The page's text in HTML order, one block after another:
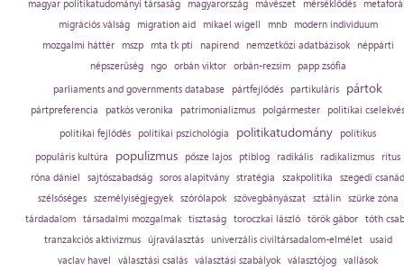
magyar politikatudományi társaság
magyarország mávészet mérséklődés
migrációs válság
migration aid mikael wigell mnb
modern individuum
mozgalmi háttér
mszp mta tk pti napirend nemzetközi adatbázisok
néppárti
népszerűség
ngo orbán viktor orbán-rezsim
papp zsófia
parliaments and governments database
pártfejlődés partikuláris pártok
pártpreferencia patkós veronika patrimonializmus polgármester
politikai
politikai fejlődés
politikai pszichológia politikatudomány
politikus
populáris kultúra
populizmus pősze lajos ptiblog radikális radikalizmus
rítus
róna dániel
sajtószabadság soros alapítvány stratégia szakpolitika
szegedi
szélsőséges
személyiségjegyek szórólapok szövegbányászat sztálin
szürke zóna
tárdadalom társadalmi mozgalmak tisztaság toroczkai lászló török gábor tóth
tranzakciós aktivizmus
újraválasztás univerzális civiltársadalom-elmélet
usaid
vaclav havel
választási csalás választási szabályok választójog vallások